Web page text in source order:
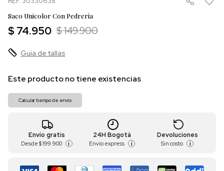
Saco Unicolor Con Pedreria
$ 74.950 $ 149.900
Guia de tallas
Este producto no tiene existencias
Calcular tiempo de envío
Envío gratis
Desde $ 199.900 i
24H Bogotá
Envío express i
Devoluciones
Sin costo i